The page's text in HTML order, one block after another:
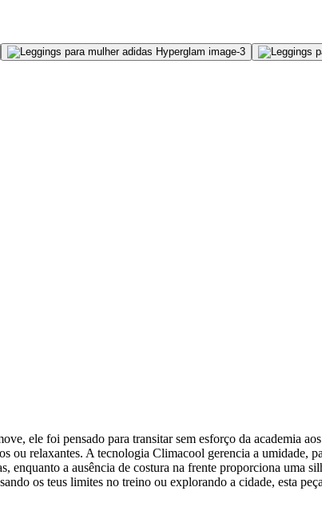
ele foi pensado para transitar sem esforço da academia
relaxantes. A tecnologia Climacool gerencia a umidade,
a ausência de costura na frente proporciona uma
os teus limites no treino ou explorando a cidade, esta